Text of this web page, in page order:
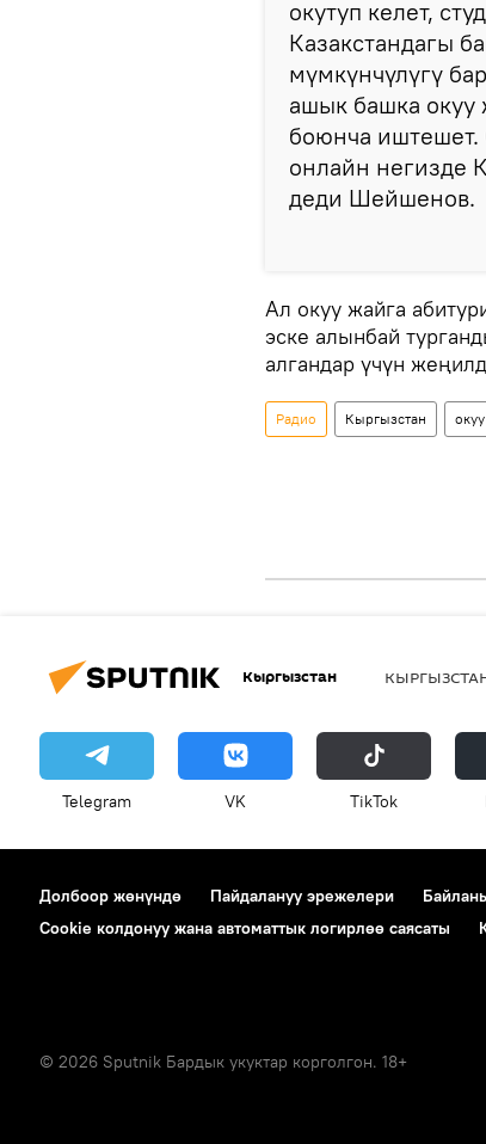
окутуп келет,
Казакстандагы
мүмкүнчүлүгү
ашык башка окуу
боюнча
онлайн негизде
деди Шейшенов.
Ал окуу жайга
эске алынбай
алгандар үчүн
Радио Кыргызстан
Кыргызстан
Telegram VK ТikТоk
Долбоор жөнүндө Пайдалануу эрежелери
Cookie колдонуу жана автоматтык логирлөө саясаты
© 2026 Sputnik Бардык укуктар корголгон. 18+